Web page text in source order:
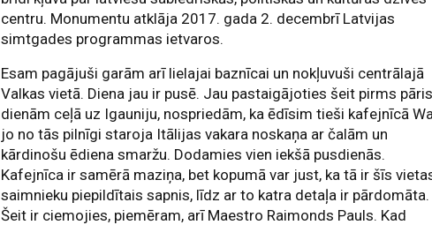
centru. Monumentu atklāja 2017. gada 2. decembrī Latvijas
simtgades programmas ietvaros.
Esam pagājuši garām arī lielajai baznīcai un nokļuvuši centrālajā
Valkas vietā. Diena jau ir pusē. Jau pastaigājoties šeit pirms pāris
dienām ceļā uz Igauniju, nospriedām, ka ēdīsim tieši kafejnīcā
jo no tās pilnīgi staroja Itālijas vakara noskaņa ar čalām un
kārdinošu ēdiena smaržu. Dodamies vien iekšā pusdienās.
Kafejnīca ir samērā maziņa, bet kopumā var just, ka tā ir šīs
saimnieku piepildītais sapnis, līdz ar to katra detaļa ir pārdomāta.
Šeit ir ciemojies, piemēram, arī Maestro Raimonds Pauls. Kad